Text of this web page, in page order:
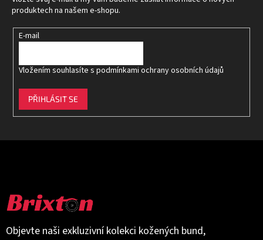
Objevte naši exkluzivní kolekci kožených bund,
produktech na našem e-shopu.
E-mail
Vložením souhlasíte s podmínkami ochrany osobních údajů
PŘIHLÁSIT SE